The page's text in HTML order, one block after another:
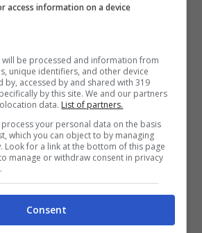
ai microfoni di Ansa:“Bonucci
Juve
del suo livello”.
access information on a device
be processed and information from
unique identifiers, and other device
by, accessed by and shared with 319
by this site. We and our partners
data. List of partners.
your personal data on the basis
which you can object to by managing
Look for a link at the bottom of this page
manage or withdraw consent in privacy
Consent